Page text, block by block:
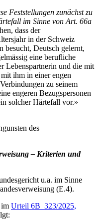
Feststellungen zunächst zu
im Sinne von Art. 66a
dass der
in der Schweiz
besucht, Deutsch gelernt,
eine berufliche
Lebenspartnerin und die mit
ihm in einer engen
zu seinem
engeren Bezugspersonen
solcher Härtefall vor.»
des
– Kriterien und
u.a. im Sinne
(E.4).
im Urteil 6B_323/2025,